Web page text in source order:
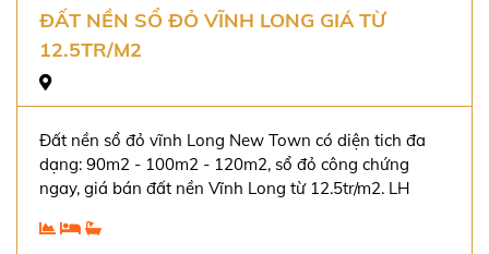
ĐẤT NỀN SỔ ĐỎ VĨNH LONG GIÁ TỪ
12.5TR/M2
Đất nền sổ đỏ vĩnh Long New Town có diện tich đa
dạng: 90m2 - 100m2 - 120m2, sổ đỏ công chứng
ngay, giá bán đất nền Vĩnh Long từ 12.5tr/m2. LH